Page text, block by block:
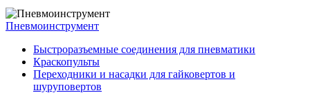
Пневмоинструмент
Быстроразъемные соединения для пневматики
Краскопульты
Переходники и насадки для гайковертов и
шуруповертов